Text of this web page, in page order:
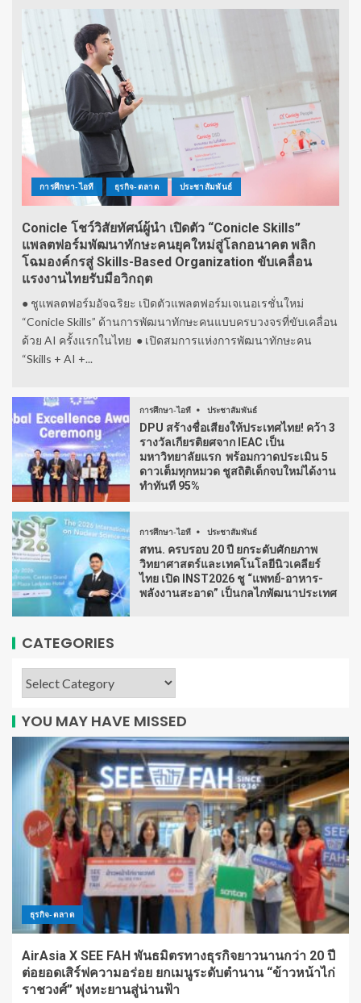
การศึกษา-ไอที ธุรกิจ-ตลาด ประชาสัมพันธ์
Conicle โชว์วิสัยทัศน์ผู้นำ เปิดตัว “Conicle Skills”
แพลตฟอร์มพัฒนาทักษะคนยุคใหม่สู่โลกอนาคต พลิก
โฉมองค์กรสู่ Skills-Based Organization ขับเคลื่อน
แรงงานไทยรับมือวิกฤต
● ชูแพลตฟอร์มอัจฉริยะ เปิดตัวแพลตฟอร์มเจเนอเรชั่นใหม่
“Conicle Skills” ด้านการพัฒนาทักษะคนแบบครบวงจรที่ขับเคลื่อน
ด้วย AI ครั้งแรกในไทย ● เปิดสมการแห่งการพัฒนาทักษะคน
“Skills + AI +...
การศึกษา-ไอที ประชาสัมพันธ์
DPU สร้างชื่อเสียงให้ประเทศไทย! คว้า 3
รางวัลเกียรติยศจาก IEAC เป็น
มหาวิทยาลัยแรก พร้อมกวาดประเมิน 5
ดาวเต็มทุกหมวด ชูสถิติเด็กจบใหม่ได้งาน
ทำทันที 95%
การศึกษา-ไอที ประชาสัมพันธ์
สทน. ครบรอบ 20 ปี ยกระดับศักยภาพ
วิทยาศาสตร์และเทคโนโลยีนิวเคลียร์
ไทย เปิด INST2026 ชู “แพทย์-อาหาร-
พลังงานสะอาด” เป็นกลไกพัฒนาประเทศ
CATEGORIES
YOU MAY HAVE MISSED
ธุรกิจ-ตลาด
AirAsia X SEE FAH พันธมิตรทางธุรกิจยาวนานกว่า 20 ปี
ต่อยอดเสิร์ฟความอร่อย ยกเมนูระดับตำนาน “ข้าวหน้าไก่
ราชวงศ์” พุ่งทะยานสู่น่านฟ้า